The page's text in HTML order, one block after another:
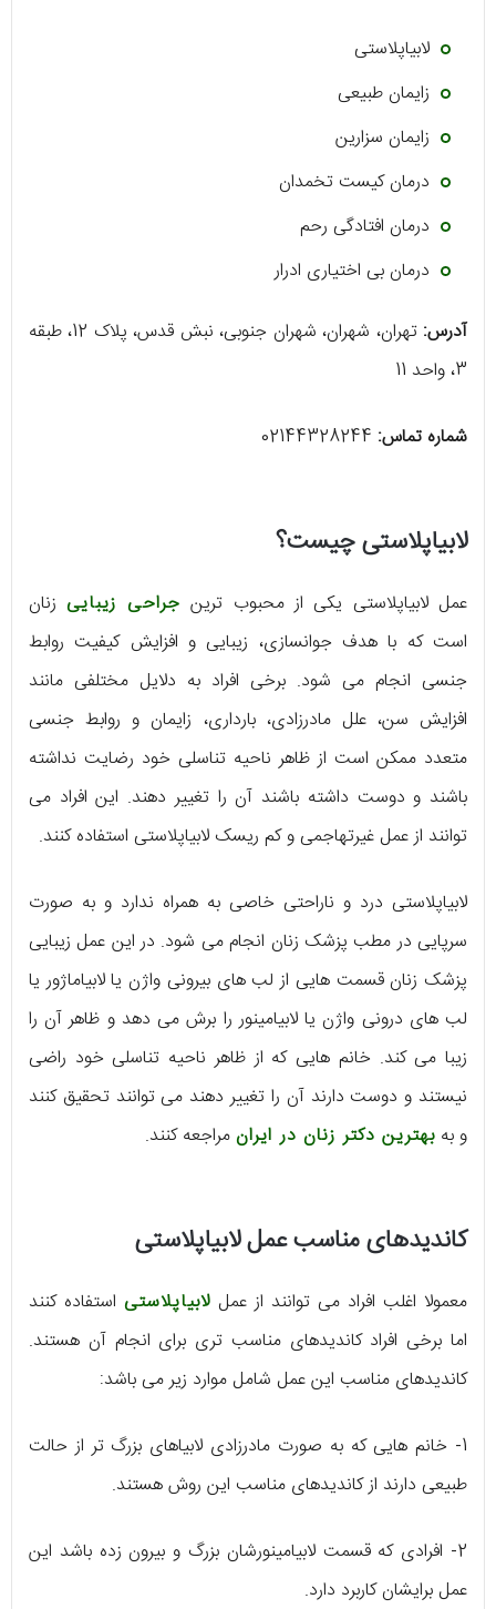
لابیاپلاستی
زایمان طبیعی
زایمان سزارین
درمان کیست تخمدان
درمان افتادگی رحم
درمان بی اختیاری ادرار
آدرس:
تهران، شهران، شهران جنوبی، نبش قدس، پلاک 12، طبقه
3، واحد 11
شماره تماس:
لابیاپلاستی چیست؟
عمل لابیاپلاستی یکی از محبوب ترین جراحی زیباییزنان
است که با هدف جوانسازی، زیبایی و افزایش کیفیت روابط
جنسی انجام می شود. برخی افراد به دلایل مختلفی مانند
افزایش سن، علل مادرزادی، بارداری، زایمان و روابط جنسی
متعدد ممکن است از ظاهر ناحیه تناسلی خود رضایت نداشته
باشند و دوست داشته باشند آن را تغییر دهند. این افراد می
توانند از عمل غیرتهاجمی و کم ریسک لابیاپلاستی استفاده کنند.
لابیاپلاستی درد و ناراحتی خاصی به همراه ندارد و به صورت
سرپایی در مطب پزشک زنان انجام می شود. در این عمل زیبایی
پزشک زنان قسمت هایی از لب های بیرونی واژن یا لابیاماژور یا
لب های درونی واژن یا لابیامینور را برش می دهد و ظاهر آن را
زیبا می کند. خانم هایی که از ظاهر ناحیه تناسلی خود راضی
نیستند و دوست دارند آن را تغییر دهند می توانند تحقیق کنند
و به بهترین دکتر زنان در ایرانمراجعه کنند.
کاندیدهای مناسب عمل لابیاپلاستی
معمولا اغلب افراد می توانند از عمل لابیاپلاستی استفاده کنند
اما برخی افراد کاندیدهای مناسب تری برای انجام آن هستند.
کاندیدهای مناسب این عمل شامل موارد زیر می باشد:
1- خانم هایی که به صورت مادرزادی لابیاهای بزرگ تر از حالت
طبیعی دارند از کاندیدهای مناسب این روش هستند.
2- افرادی که قسمت لابیامینورشان بزرگ و بیرون زده باشد این
عمل برایشان کاربرد دارد.